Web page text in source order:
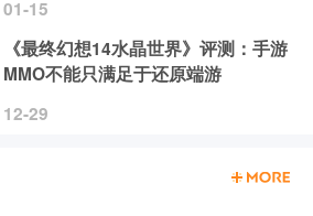
01-15
《最终幻想14水晶世界》评测：手游
MMO不能只满足于还原端游
12-29